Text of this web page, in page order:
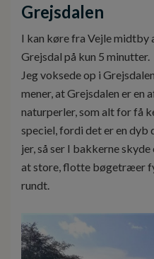
Grejsdalen
I kan køre fra Vejle midtby
Grejsdal på kun 5 minutter.
Jeg voksede op i
mener, at Grejsdalen er en
naturperler, som alt for få
speciel, fordi det er en dyb
jer, så ser I bakkerne
at store, flotte bøgetræer
rundt.